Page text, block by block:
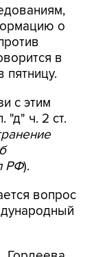
о
в
с этим
"д" ч. 2 ст.
РФ).
вопрос